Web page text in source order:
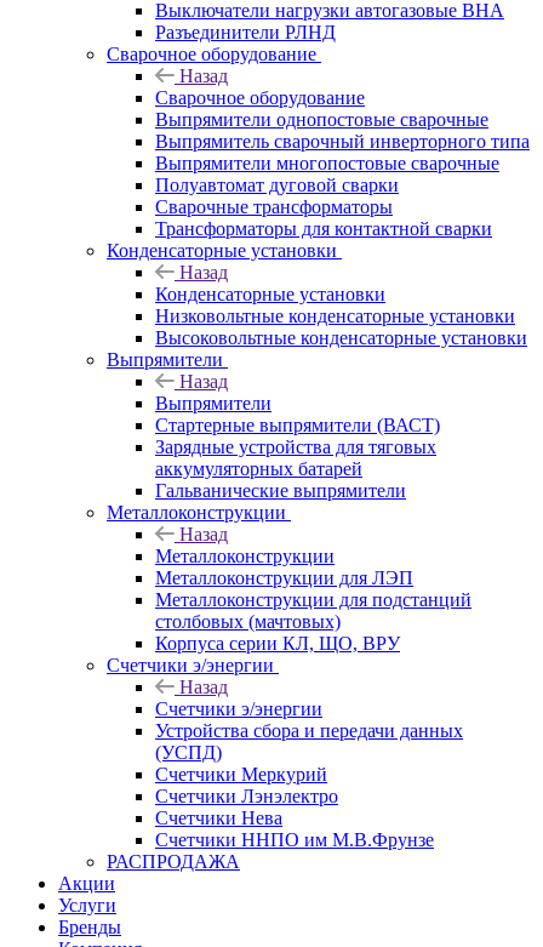
Выключатели нагрузки автогазовые ВНА
Разъединители РЛНД
Сварочное оборудование
Назад
Сварочное оборудование
Выпрямители однопостовые сварочные
Выпрямитель сварочный инверторного типа
Выпрямители многопостовые сварочные
Полуавтомат дуговой сварки
Сварочные трансформаторы
Трансформаторы для контактной сварки
Конденсаторные установки
Назад
Конденсаторные установки
Низковольтные конденсаторные установки
Высоковольтные конденсаторные установки
Выпрямители
Назад
Выпрямители
Стартерные выпрямители (ВАСТ)
Зарядные устройства для тяговых
аккумуляторных батарей
Гальванические выпрямители
Металлоконструкции
Назад
Металлоконструкции
Металлоконструкции для ЛЭП
Металлоконструкции для подстанций
столбовых (мачтовых)
Корпуса серии КЛ, ЩО, ВРУ
Счетчики э/энергии
Назад
Счетчики э/энергии
Устройства сбора и передачи данных
(УСПД)
Счетчики Меркурий
Счетчики Лэнэлектро
Счетчики Нева
Счетчики ННПО им М.В.Фрунзе
РАСПРОДАЖА
Акции
Услуги
Бренды